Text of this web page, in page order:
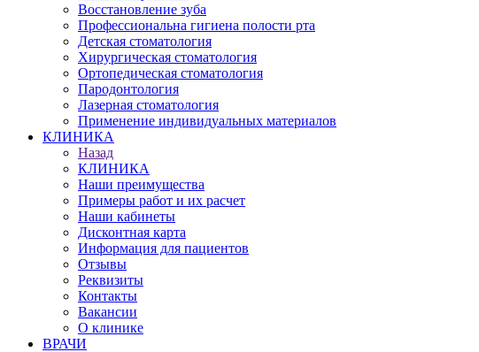
Восстановление зуба
Профессиональна гигиена полости рта
Детская стоматология
Хирургическая стоматология
Ортопедическая стоматология
Пародонтология
Лазерная стоматология
Применение индивидуальных материалов
КЛИНИКА
Назад
КЛИНИКА
Наши преимущества
Примеры работ и их расчет
Наши кабинеты
Дисконтная карта
Информация для пациентов
Отзывы
Реквизиты
Контакты
Вакансии
О клинике
ВРАЧИ